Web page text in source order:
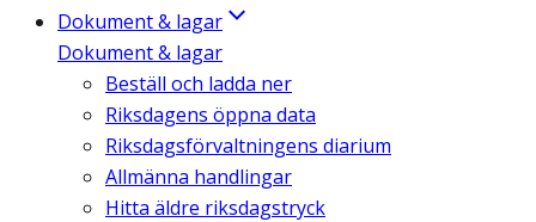
Dokument & lagar
Dokument & lagar
Beställ och ladda ner
Riksdagens öppna data
Riksdagsförvaltningens diarium
Allmänna handlingar
Hitta äldre riksdagstryck